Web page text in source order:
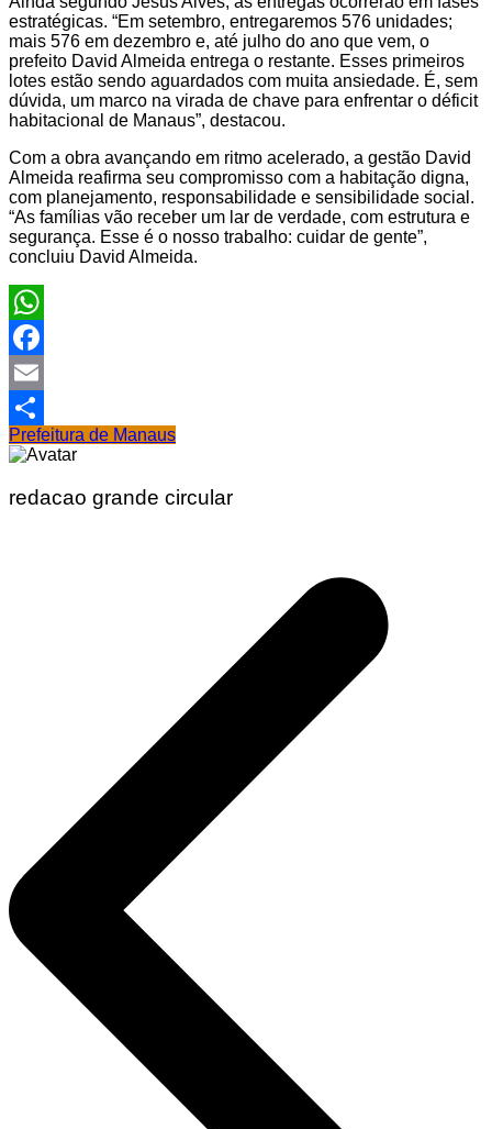
estratégicas. “Em setembro, entregaremos 576 unidades;
mais 576 em dezembro e, até julho do ano que vem, o
prefeito David Almeida entrega o restante. Esses primeiros
lotes estão sendo aguardados com muita ansiedade. É, sem
dúvida, um marco na virada de chave para enfrentar o déficit
habitacional de Manaus”, destacou.
Com a obra avançando em ritmo acelerado, a gestão David
Almeida reafirma seu compromisso com a habitação digna,
com planejamento, responsabilidade e sensibilidade social.
“As famílias vão receber um lar de verdade, com estrutura e
segurança. Esse é o nosso trabalho: cuidar de gente”,
concluiu David Almeida.
WhatsApp
Facebook
Email
Share
Prefeitura de Manaus
redacao grande circular